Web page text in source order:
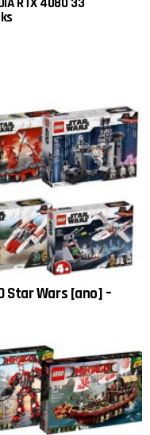
Star Wars [ano] –